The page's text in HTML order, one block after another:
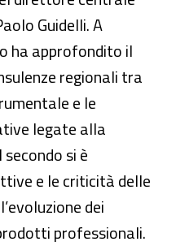
Guidelli. A
ha approfondito il
regionali tra
e le
legate alla
si è
e le criticità delle
dei
professionali.